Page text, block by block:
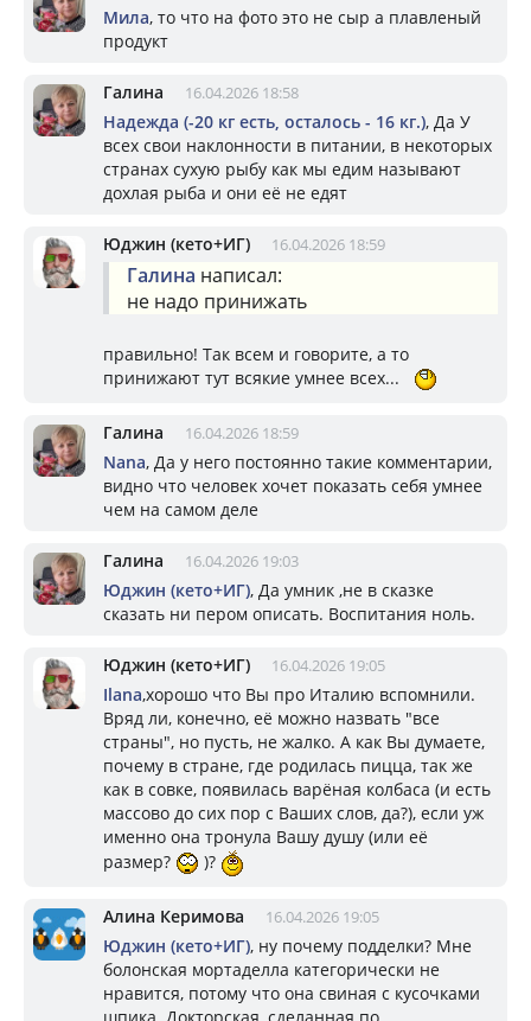
Мила, то что на фото это не сыр а плавленый
продукт
Галина 16.04.2026 18:58
Надежда (-20 кг есть, осталось - 16 кг.), Да У
всех свои наклонности в питании, в некоторых
странах сухую рыбу как мы едим называют
дохлая рыба и они её не едят
Юджин (кето+ИГ) 16.04.2026 18:59
Галина написал:
не надо принижать
правильно! Так всем и говорите, а то
принижают тут всякие умнее всех...
Галина 16.04.2026 18:59
Nana, Да у него постоянно такие комментарии,
видно что человек хочет показать себя умнее
чем на самом деле
Галина 16.04.2026 19:03
Юджин (кето+ИГ), Да умник ,не в сказке
сказать ни пером описать. Воспитания ноль.
Юджин (кето+ИГ) 16.04.2026 19:05
Ilana,хорошо что Вы про Италию вспомнили.
Вряд ли, конечно, её можно назвать "все
страны", но пусть, не жалко. А как Вы думаете,
почему в стране, где родилась пицца, так же
как в совке, появилась варёная колбаса (и есть
массово до сих пор с Ваших слов, да?), если уж
именно она тронула Вашу душу (или её
размер?
)?
Алина Керимова 16.04.2026 19:05
Юджин (кето+ИГ), ну почему подделки? Мне
болонская мортаделла категорически не
нравится, потому что она свиная с кусочками